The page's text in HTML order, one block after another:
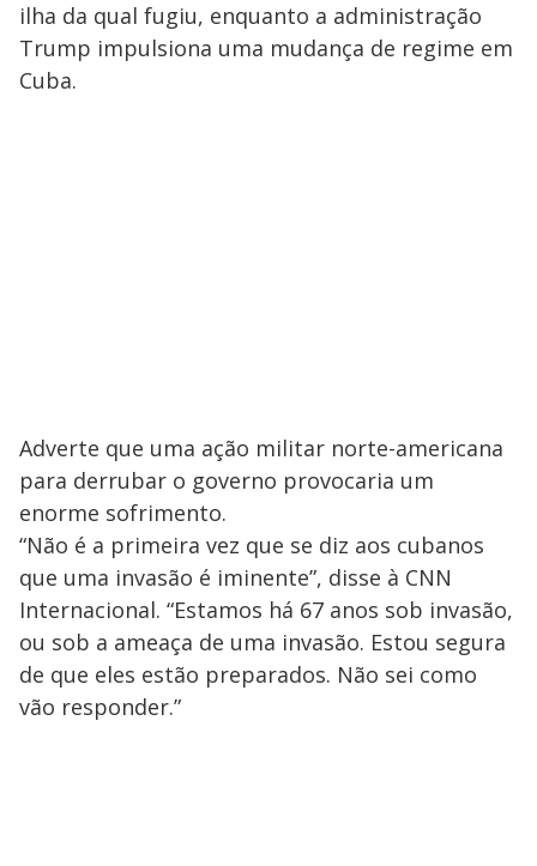
ilha da qual fugiu, enquanto a administração
Trump impulsiona uma mudança de regime em
Cuba.
Adverte que uma ação militar norte-americana
para derrubar o governo provocaria um
enorme sofrimento.
“Não é a primeira vez que se diz aos cubanos
que uma invasão é iminente”, disse à CNN
Internacional. “Estamos há 67 anos sob invasão,
ou sob a ameaça de uma invasão. Estou segura
de que eles estão preparados. Não sei como
vão responder.”